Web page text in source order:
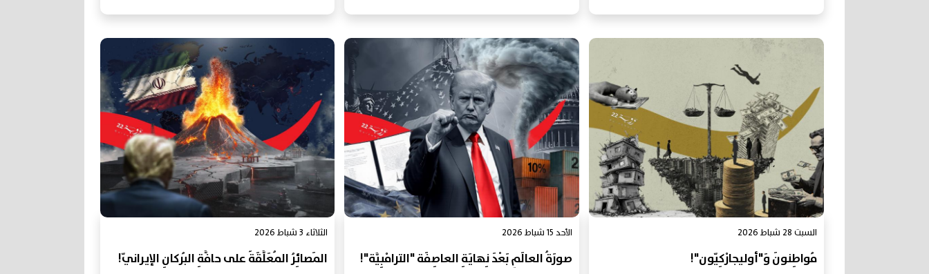
السبت 28 شباط 2026
مُواطِنونَ وَ"أوليجارْكِيّون"!
الأحد 15 شباط 2026
صورَةُ العالَمِ بَعْدَ نِهايَةِ العاصِفَة "الترامْبِيَّة"!
الثلاثاء 3 شباط 2026
المَصائِرُ المُعَلَّقَةُ على حافَّةِ البُركانِ الإيرانيّ!